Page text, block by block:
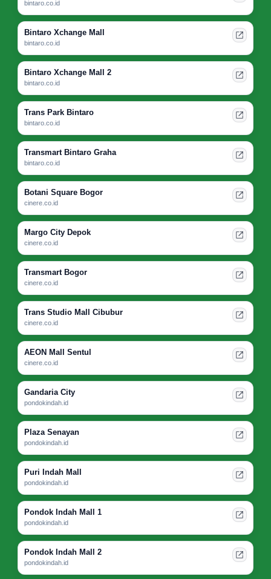
bintaro.co.id
Bintaro Xchange Mall
bintaro.co.id
Bintaro Xchange Mall 2
bintaro.co.id
Trans Park Bintaro
bintaro.co.id
Transmart Bintaro Graha
bintaro.co.id
Botani Square Bogor
cinere.co.id
Margo City Depok
cinere.co.id
Transmart Bogor
cinere.co.id
Trans Studio Mall Cibubur
cinere.co.id
AEON Mall Sentul
cinere.co.id
Gandaria City
pondokindah.id
Plaza Senayan
pondokindah.id
Puri Indah Mall
pondokindah.id
Pondok Indah Mall 1
pondokindah.id
Pondok Indah Mall 2
pondokindah.id